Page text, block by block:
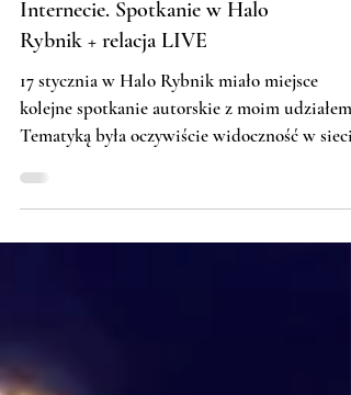
Porozmawiajmy o widoczności w
Internecie. Spotkanie w Halo
Rybnik + relacja LIVE
17 stycznia w Halo Rybnik miało miejsce
kolejne spotkanie autorskie z moim udziałem.